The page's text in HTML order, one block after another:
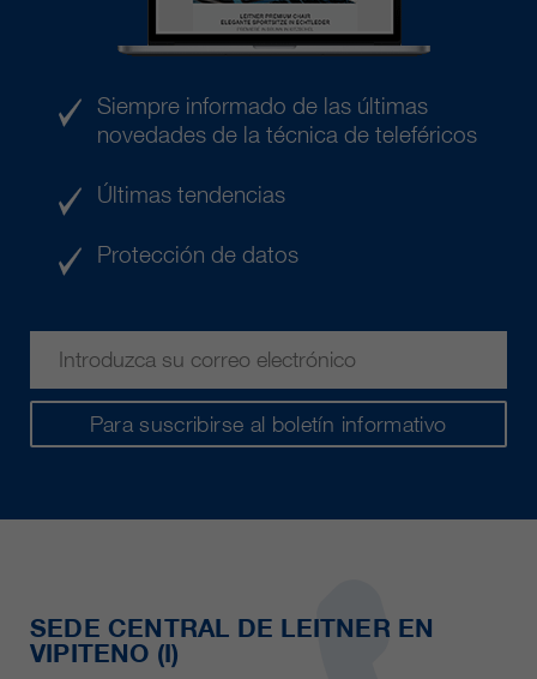
Para suscribirse al boletín informativo
Siempre informado de las últimas
novedades de la técnica de teleféricos
Últimas tendencias
Protección de datos
SEDE CENTRAL DE LEITNER EN
VIPITENO (I)